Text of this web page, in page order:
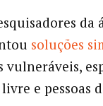
da
soluções
vulneráveis,
e pessoas